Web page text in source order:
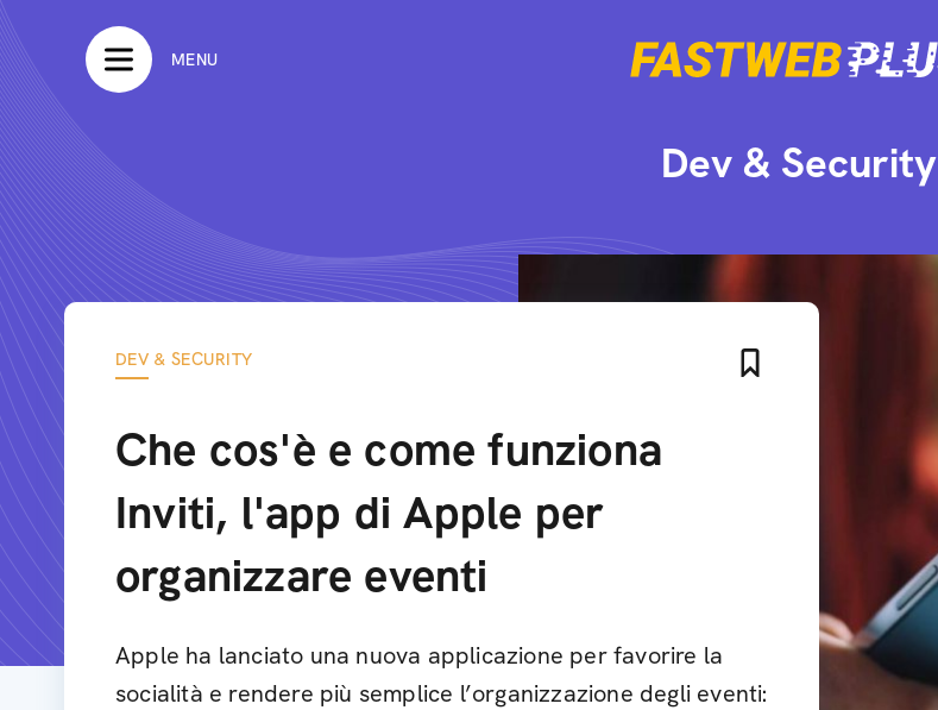
MENU
Dev & Security
DEV & SECURITY
Che cos'è e come funziona
Inviti, l'app di Apple per
organizzare eventi
Apple ha lanciato una nuova applicazione per favorire la
socialità e rendere più semplice l’organizzazione degli eventi: